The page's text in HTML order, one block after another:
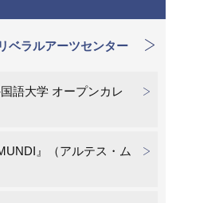
ベラルアーツセンター
語大学 オープンカレ
』（アルテス・ム